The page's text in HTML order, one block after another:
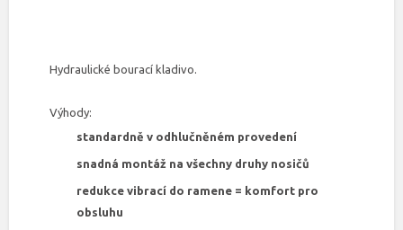
Hydraulické bourací kladivo.
Výhody:
standardně v odhlučněném provedení
snadná montáž na všechny druhy nosičů
redukce vibrací do ramene = komfort pro
obsluhu